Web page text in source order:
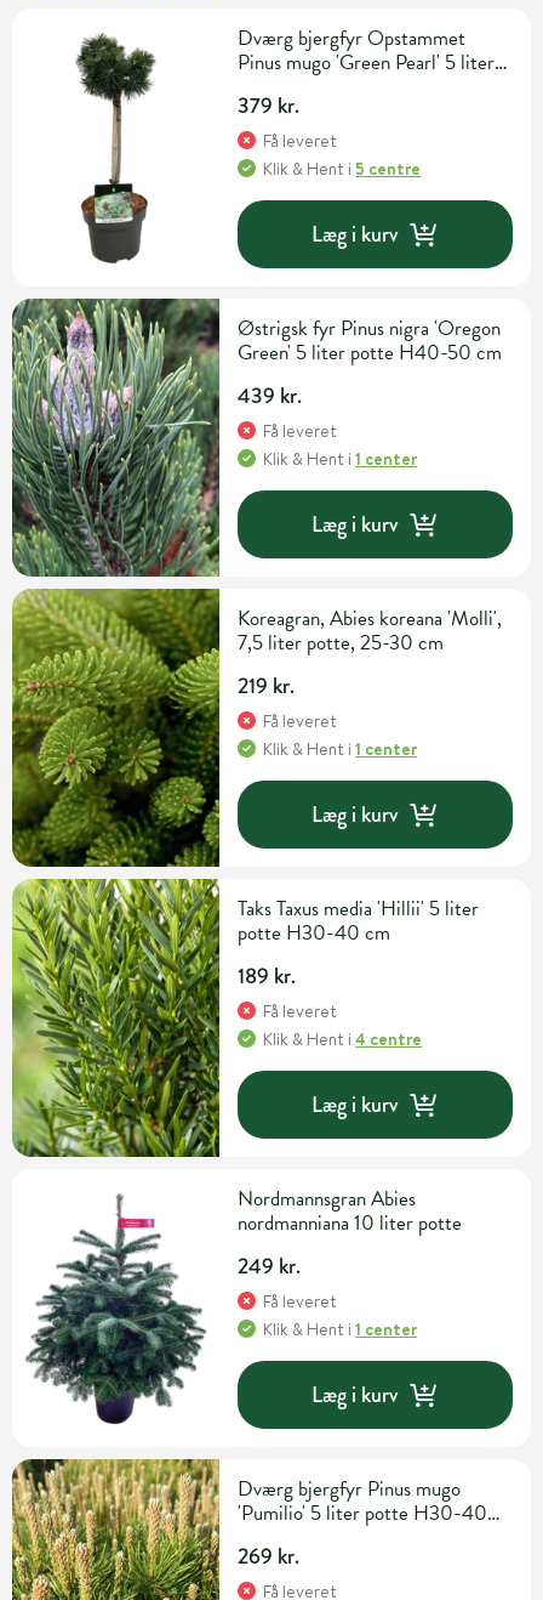
Dværg bjergfyr Opstammet
Pinus mugo 'Green Pearl' 5 liter
379 kr.
Få leveret
Klik & Hent i5 centre
Læg i kurv
Østrigsk fyr Pinus nigra 'Oregon
Green' 5 liter potte H40-50 cm
439 kr.
Få leveret
Klik & Hent i1 center
Læg i kurv
Koreagran, Abies koreana 'Molli',
7,5 liter potte, 25-30 cm
219 kr.
Få leveret
Klik & Hent i1 center
Læg i kurv
Taks Taxus media 'Hillii' 5 liter
potte H30-40 cm
189 kr.
Få leveret
Klik & Hent i4 centre
Læg i kurv
Nordmannsgran Abies
nordmanniana 10 liter potte
249 kr.
Få leveret
Klik & Hent i1 center
Læg i kurv
Dværg bjergfyr Pinus mugo
'Pumilio' 5 liter potte H30-40
269 kr.
Få leveret